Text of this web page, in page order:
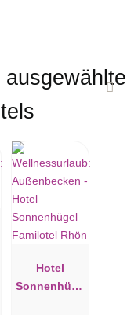
Hotel
Sonnenhüge